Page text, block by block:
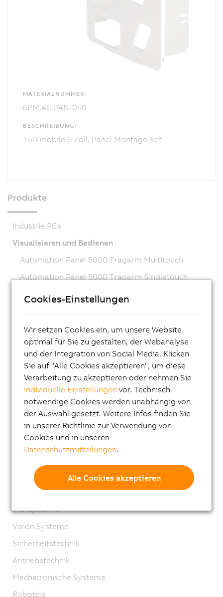
MATERIALNUMMER:
6PM.AC.PAN-050
BESCHREIBUNG:
T50 mobile 5 Zoll, Panel Montage Set
Produkte
Industrie PCs
Visualisieren und Bedienen
Automation Panel 5000 Tragarm Multitouch
Automation Panel 5000 Tragarm Singletouch
Automation Panel Multitouch
Automation Panel Hygienedesign Edelstahl
Automation Panel Hygienedesign Edelstahl,
Tragarm
Smart Display Link 4
Mobile Panel 7200
Mobile Panel 7100
Power Panel T-/C-Series
Tastenmodule
Panel Designer
Steuerungssysteme
I/O Systeme
Vision Systeme
Sicherheitstechnik
Antriebstechnik
Mechatronische Systeme
Robotics
Cookies-Einstellungen
Wir setzen Cookies ein, um unsere Website
optimal für Sie zu gestalten, der Webanalyse
und der Integration von Social Media. Klicken
Sie auf "Alle Cookies akzeptieren", um diese
Verarbeitung zu akzeptieren oder nehmen Sie
individuelle Einstellungen vor. Technisch
notwendige Cookies werden unabhängig von
der Auswahl gesetzt. Weitere Infos finden Sie
in unserer Richtlinie zur Verwendung von
Cookies und in unseren
Datenschutzmitteilungen.
Alle Cookies akzeptieren